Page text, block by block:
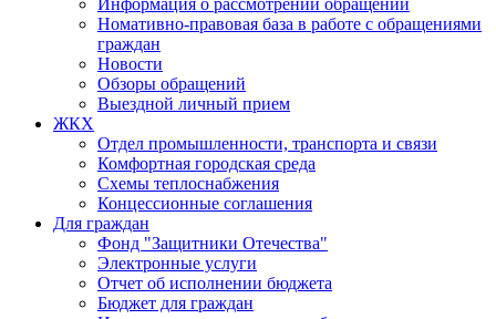
Информация о рассмотрении обращений
Номативно-правовая база в работе с обращениями
граждан
Новости
Обзоры обращений
Выездной личный прием
ЖКХ
Отдел промышленности, транспорта и связи
Комфортная городская среда
Схемы теплоснабжения
Концессионные соглашения
Для граждан
Фонд "Защитники Отечества"
Электронные услуги
Отчет об исполнении бюджета
Бюджет для граждан